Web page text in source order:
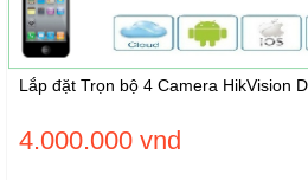
Lắp đặt Trọn bộ 4 Camera HikVision
4.000.000 vnd